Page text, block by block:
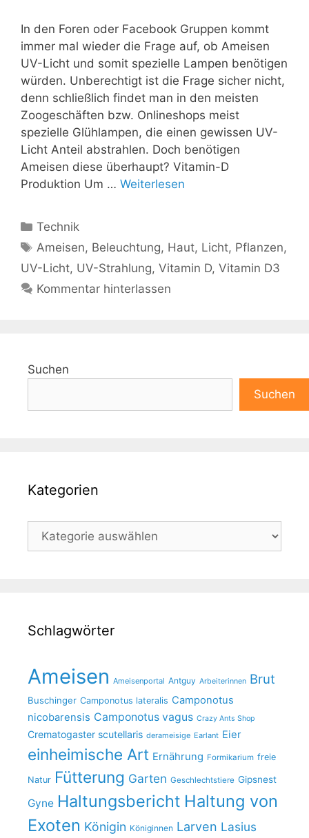
In den Foren oder Facebook Gruppen kommt
immer mal wieder die Frage auf, ob Ameisen
UV-Licht und somit spezielle Lampen benötigen
würden. Unberechtigt ist die Frage sicher nicht,
denn schließlich findet man in den meisten
Zoogeschäften bzw. Onlineshops meist
spezielle Glühlampen, die einen gewissen UV-
Licht Anteil abstrahlen. Doch benötigen
Ameisen diese überhaupt? Vitamin-D
Produktion Um … Weiterlesen
Kategorien
Technik
Schlagwörter
Ameisen, Beleuchtung, Haut, Licht, Pflanzen,
UV-Licht, UV-Strahlung, Vitamin D, Vitamin D3
Kommentar hinterlassen
Suchen
Suchen
Kategorien
Kategorien
Schlagwörter
Ameisen Ameisenportal Antguy Arbeiterinnen Brut
Buschinger Camponotus lateralis Camponotus
nicobarensis Camponotus vagus Crazy Ants Shop
Crematogaster scutellaris derameisige Earlant Eier
einheimische Art Ernährung Formikarium freie
Natur Fütterung Garten Geschlechtstiere Gipsnest
Gyne Haltungsbericht Haltung von
Exoten Königin Königinnen Larven Lasius